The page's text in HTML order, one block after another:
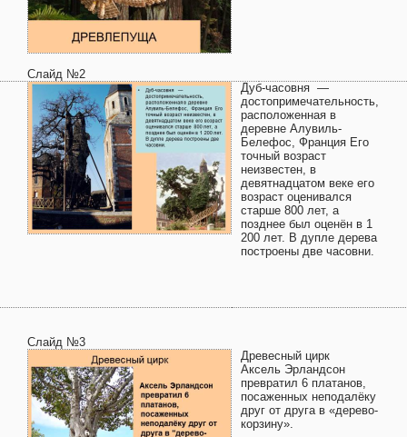
Слайд №2
Дуб-часовня —
достопримечательность,
расположенная в
деревне Алувиль-
Белефос, Франция Его
точный возраст
неизвестен, в
девятнадцатом веке его
возраст оценивался
старше 800 лет, а
позднее был оценён в 1
200 лет. В дупле дерева
построены две часовни.
Слайд №3
Древесный цирк
Аксель Эрландсон
превратил 6 платанов,
посаженных неподалёку
друг от друга в «дерево-
корзину».